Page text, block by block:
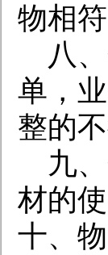
物相符
八
单，
整的
九
材的
十、